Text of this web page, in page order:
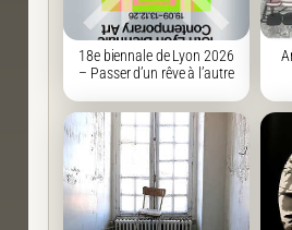
18e biennale de Lyon 2026
– Passer d’un rêve à l’autre